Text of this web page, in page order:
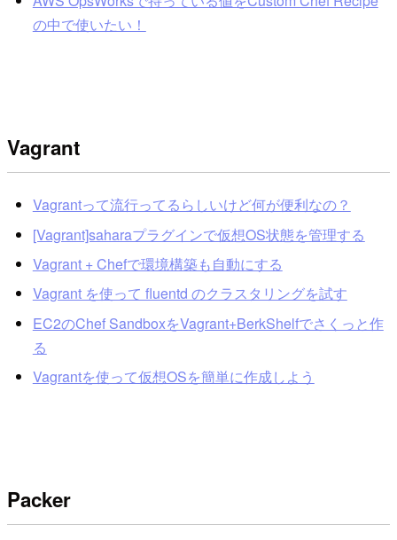
の中で使いたい！
Vagrant
Vagrantって流行ってるらしいけど何が便利なの？
[Vagrant]saharaプラグインで仮想OS状態を管理する
Vagrant + Chefで環境構築も自動にする
Vagrant を使って fluentd のクラスタリングを試す
EC2のChef SandboxをVagrant+BerkShelfでさくっと作
る
Vagrantを使って仮想OSを簡単に作成しよう
Packer